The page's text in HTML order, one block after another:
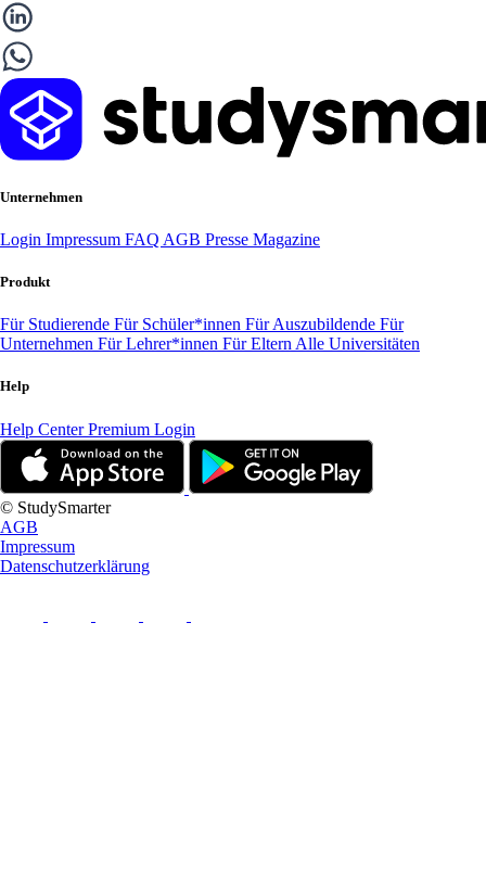
Unternehmen
Login Impressum FAQ AGB Presse Magazine
Produkt
Für Studierende Für Schüler*innen Für Auszubildende Für
Unternehmen Für Lehrer*innen Für Eltern Alle Universitäten
Help
Help CenterPremium Login
© StudySmarter
AGB
Impressum
Datenschutzerklärung